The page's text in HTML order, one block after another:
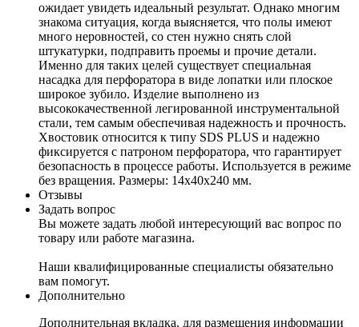
ожидает увидеть идеальный результат. Однако многим
знакома ситуация, когда выясняется, что полы имеют
много неровностей, со стен нужно снять слой
штукатурки, подправить проемы и прочие детали.
Именно для таких целей существует специальная
насадка для перфоратора в виде лопатки или плоское
широкое зубило. Изделие выполнено из
высококачественной легированной инструментальной
стали, тем самым обеспечивая надежность и прочность.
Хвостовик относится к типу SDS PLUS и надежно
фиксируется с патроном перфоратора, что гарантирует
безопасность в процессе работы. Используется в режиме
без вращения. Размеры: 14х40х240 мм.
Отзывы
Задать вопрос
Вы можете задать любой интересующий вас вопрос по
товару или работе магазина.
Наши квалифицированные специалисты обязательно
вам помогут.
Дополнительно
Дополнительная вкладка, для размещения информации